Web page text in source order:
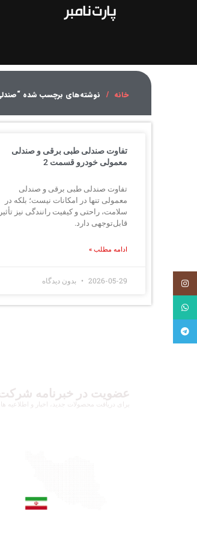
خانه نوشته‌های برچسب شده
تفاوت صندلی طبی برقی و صندلی
معمولی خودرو قسمت 2
تفاوت صندلی طبی برقی و صندلی
معمولی تنها در امکانات نیست؛ بلکه در
سلامت، راحتی و کیفیت رانندگی نیز تأثیر
قابل‌توجهی دارد.
ادامه مطلب »
2026-05-29 بدون دیدگاه
عضویت در خبرنامه شرکت
برای دریافت محصولات جدید، اخبار و اطلاعیه
واتساپ